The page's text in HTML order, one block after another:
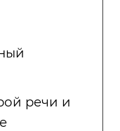
речи и